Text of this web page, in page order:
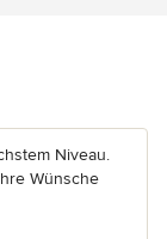
Niveau.
Wünsche